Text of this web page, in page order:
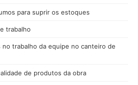
para suprir os estoques
trabalho
no trabalho da equipe no canteiro de
de produtos da obra